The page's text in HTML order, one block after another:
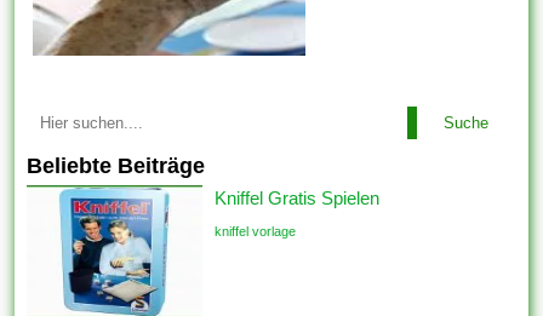
Suche
Beliebte Beiträge
Kniffel Gratis Spielen
kniffel vorlage